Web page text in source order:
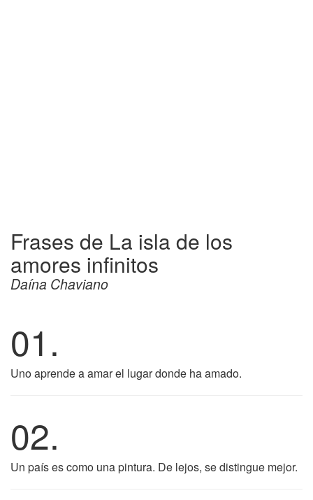
Frases de La isla de los
amores infinitos
Daína Chaviano
01.
Uno aprende a amar el lugar donde ha amado.
02.
Un país es como una pintura. De lejos, se distingue mejor.